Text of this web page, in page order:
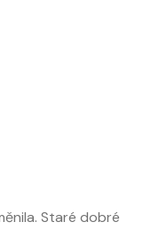
Staré dobré